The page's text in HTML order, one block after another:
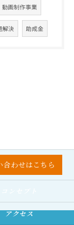
動画制作事業
解決 助成金
合わせはこちら
アクセス